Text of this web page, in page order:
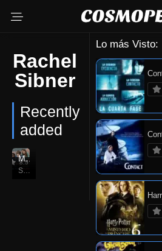
Rachel
Sibner
Recently
added
8.5Manual de supervivencia escolar de Ned
Lo más Visto: